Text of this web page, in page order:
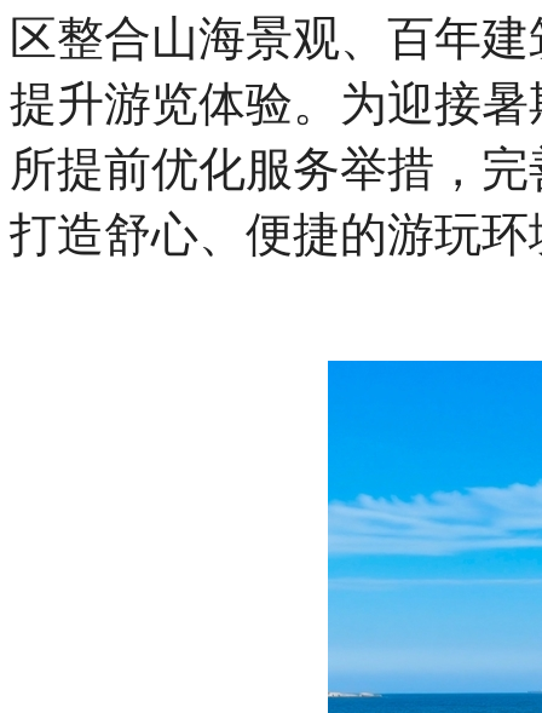
区整合山海景观、百年
提升游览体验。为迎接
所提前优化服务举措，
打造舒心、便捷的游玩环